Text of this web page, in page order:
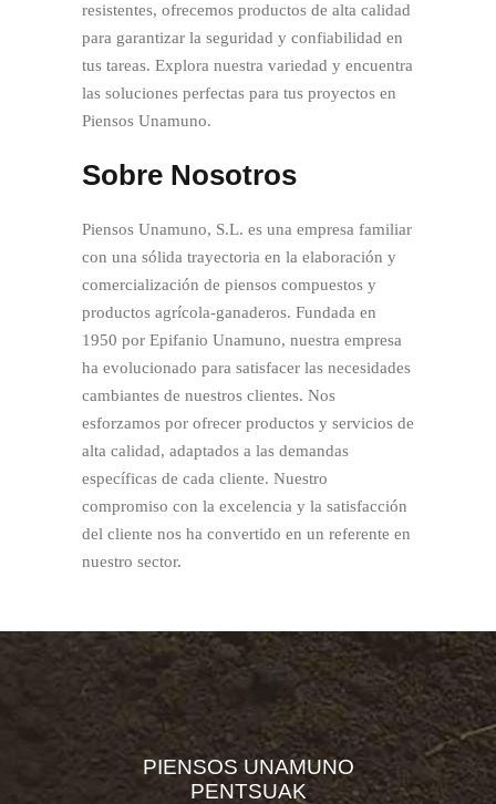
resistentes, ofrecemos productos de alta calidad
para garantizar la seguridad y confiabilidad en
tus tareas. Explora nuestra variedad y encuentra
las soluciones perfectas para tus proyectos en
Piensos Unamuno.
Sobre Nosotros
Piensos Unamuno, S.L. es una empresa familiar
con una sólida trayectoria en la elaboración y
comercialización de piensos compuestos y
productos agrícola-ganaderos. Fundada en
1950 por Epifanio Unamuno, nuestra empresa
ha evolucionado para satisfacer las necesidades
cambiantes de nuestros clientes. Nos
esforzamos por ofrecer productos y servicios de
alta calidad, adaptados a las demandas
específicas de cada cliente. Nuestro
compromiso con la excelencia y la satisfacción
del cliente nos ha convertido en un referente en
nuestro sector.
PIENSOS UNAMUNO
PENTSUAK